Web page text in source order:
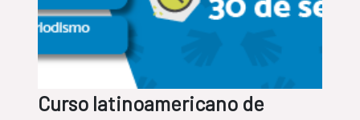
Curso latinoamericano de